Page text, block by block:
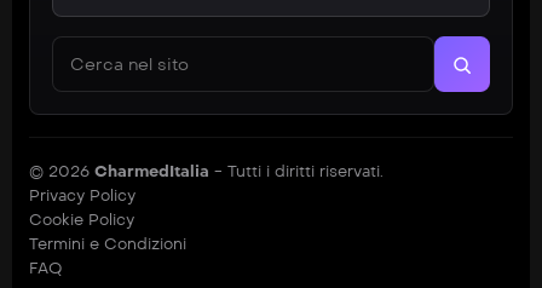
Cerca nel sito
© 2026 CharmedItalia - Tutti i diritti riservati.
Privacy Policy
Cookie Policy
Termini e Condizioni
FAQ